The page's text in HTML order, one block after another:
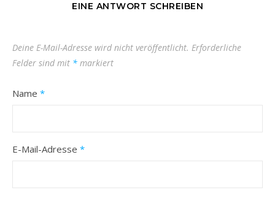
EINE ANTWORT SCHREIBEN
Deine E-Mail-Adresse wird nicht veröffentlicht. Erforderliche
Felder sind mit * markiert
Name *
E-Mail-Adresse *